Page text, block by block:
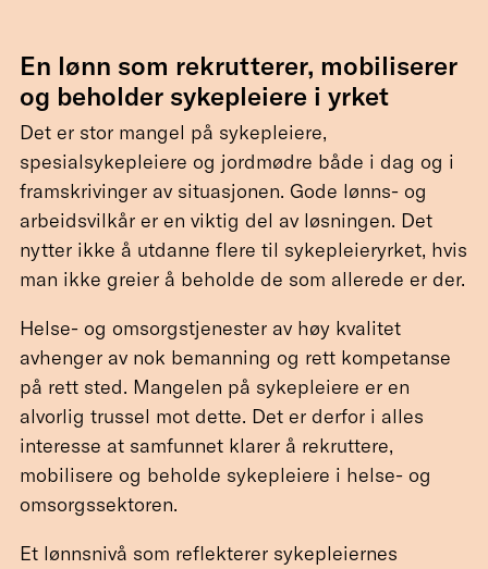
En lønn som rekrutterer, mobiliserer
og beholder sykepleiere i yrket
Det er stor mangel på sykepleiere,
spesialsykepleiere og jordmødre både i dag og i
framskrivinger av situasjonen. Gode lønns- og
arbeidsvilkår er en viktig del av løsningen. Det
nytter ikke å utdanne flere til sykepleieryrket, hvis
man ikke greier å beholde de som allerede er der.
Helse- og omsorgstjenester av høy kvalitet
avhenger av nok bemanning og rett kompetanse
på rett sted. Mangelen på sykepleiere er en
alvorlig trussel mot dette. Det er derfor i alles
interesse at samfunnet klarer å rekruttere,
mobilisere og beholde sykepleiere i helse- og
omsorgssektoren.
Et lønnsnivå som reflekterer sykepleiernes